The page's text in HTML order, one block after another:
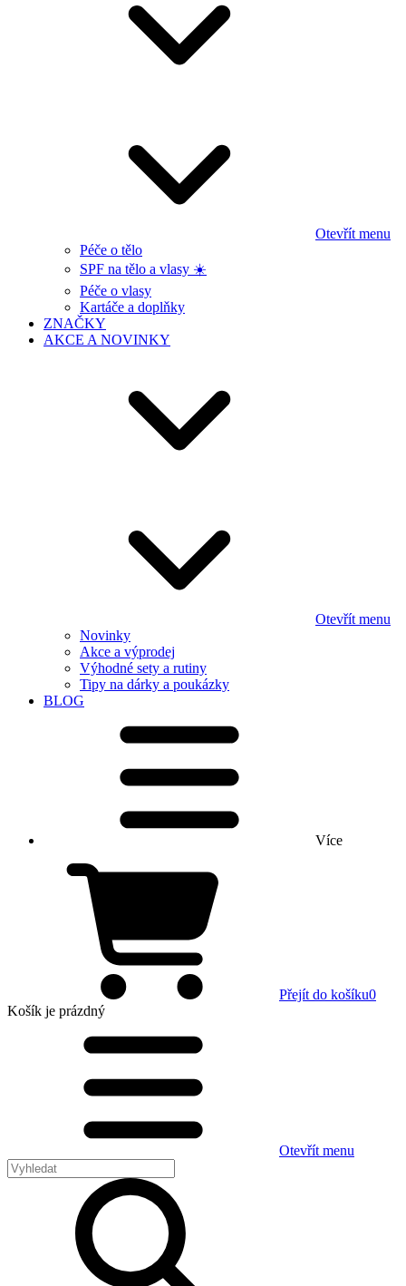
Otevřít menu
Péče o tělo
SPF na tělo a vlasy ☀️
Péče o vlasy
Kartáče a doplňky
ZNAČKY
AKCE A NOVINKY
Otevřít menu
Novinky
Akce a výprodej
Výhodné sety a rutiny
Tipy na dárky a poukázky
BLOG
Více
Přejít do košíku0
Košík je prázdný
Otevřít menu